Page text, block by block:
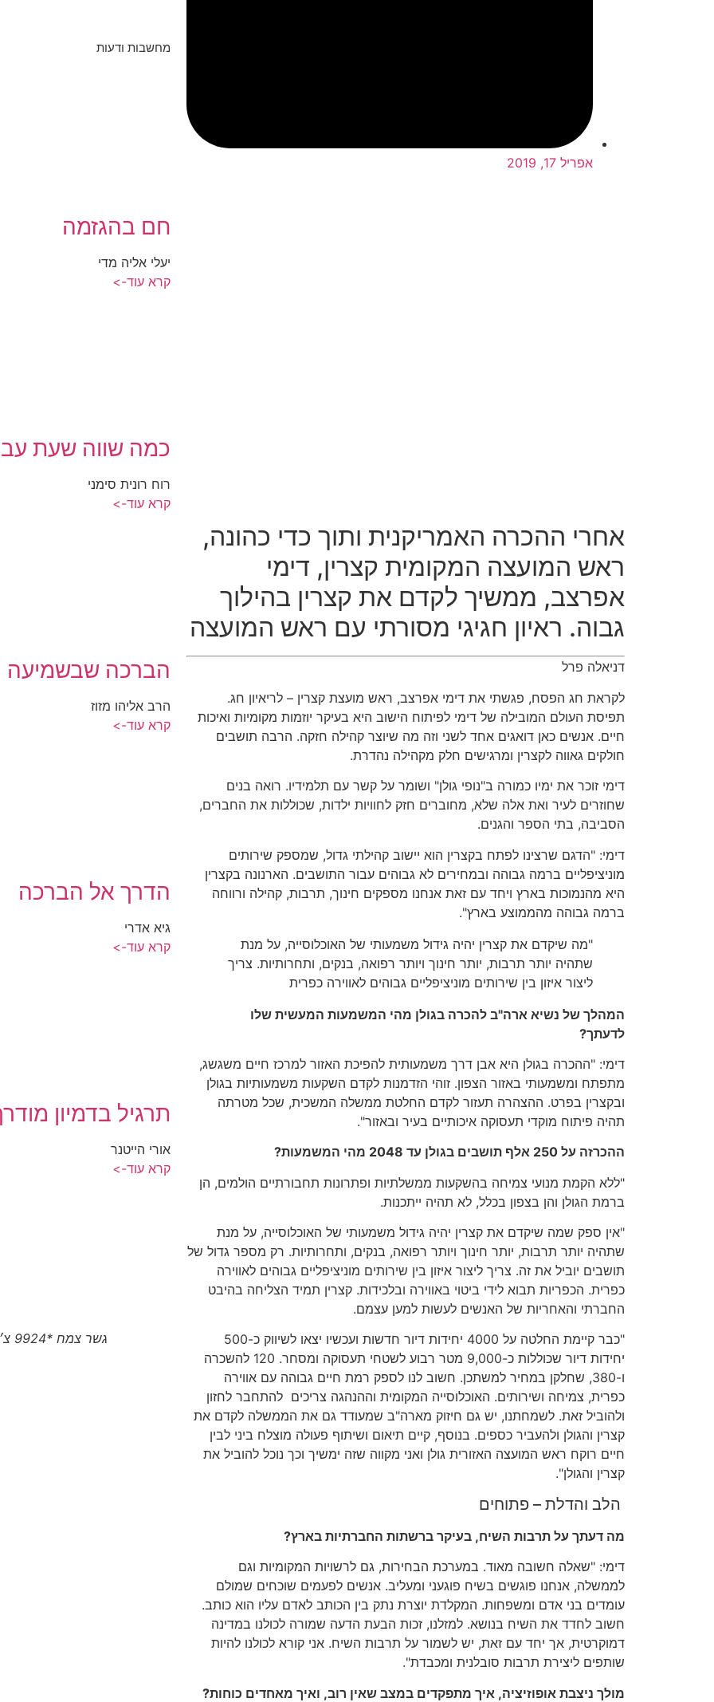
אפריל 17, 2019
אחרי ההכרה האמריקנית ותוך כדי כהונה,
ראש המועצה המקומית קצרין, דימי
אפרצב, ממשיך לקדם את קצרין בהילוך
גבוה. ראיון חגיגי מסורתי עם ראש המועצה
דניאלה פרל
לקראת חג הפסח, פגשתי את דימי אפרצב, ראש מועצת קצרין – לריאיון חג.
תפיסת העולם המובילה של דימי לפיתוח הישוב היא בעיקר יוזמות מקומיות ואיכות
חיים. אנשים כאן דואגים אחד לשני וזה מה שיוצר קהילה חזקה. הרבה תושבים
חולקים גאווה לקצרין ומרגישים חלק מקהילה נהדרת.
דימי זוכר את ימיו כמורה ב"נופי גולן" ושומר על קשר עם תלמידיו. רואה בנים
שחוזרים לעיר ואת אלה שלא, מחוברים חזק לחוויות ילדות, שכוללות את החברים,
הסביבה, בתי הספר והגנים.
דימי: "הדגם שרצינו לפתח בקצרין הוא יישוב קהילתי גדול, שמספק שירותים
מוניציפליים ברמה גבוהה ובמחירים לא גבוהים עבור התושבים. הארנונה בקצרין
היא מהנמוכות בארץ ויחד עם זאת אנחנו מספקים חינוך, תרבות, קהילה ורווחה
ברמה גבוהה מהממוצע בארץ".
"מה שיקדם את קצרין יהיה גידול משמעותי של האוכלוסייה, על מנת
שתהיה יותר תרבות, יותר חינוך ויותר רפואה, בנקים, ותחרותיות. צריך
ליצור איזון בין שירותים מוניציפליים גבוהים לאווירה כפרית
המהלך של נשיא ארה"ב להכרה בגולן מהי המשמעות המעשית שלו
לדעתך?
דימי: "ההכרה בגולן היא אבן דרך משמעותית להפיכת האזור למרכז חיים משגשג,
מתפתח ומשמעותי באזור הצפון. זוהי הזדמנות לקדם השקעות משמעותיות בגולן
ובקצרין בפרט. ההצהרה תעזור לקדם החלטת ממשלה המשכית, שכל מטרתה
תהיה פיתוח מוקדי תעסוקה איכותיים בעיר ובאזור".
ההכרזה על 250 אלף תושבים בגולן עד 2048 מהי המשמעות?
"ללא הקמת מנועי צמיחה בהשקעות ממשלתיות ופתרונות תחבורתיים הולמים, הן
ברמת הגולן והן בצפון בכלל, לא תהיה ייתכנות.
"אין ספק שמה שיקדם את קצרין יהיה גידול משמעותי של האוכלוסייה, על מנת
שתהיה יותר תרבות, יותר חינוך ויותר רפואה, בנקים, ותחרותיות. רק מספר גדול של
תושבים יוביל את זה. צריך ליצור איזון בין שירותים מוניציפליים גבוהים לאווירה
כפרית. הכפריות תבוא לידי ביטוי באווירה ובלכידות. קצרין תמיד הצליחה בהיבט
החברתי והאחריות של האנשים לעשות למען עצמם.
"כבר קיימת החלטה על 4000 יחידות דיור חדשות ועכשיו יצאו לשיווק כ-500
יחידות דיור שכוללות כ-9,000 מטר רבוע לשטחי תעסוקה ומסחר. 120 להשכרה
ו-380, שחלקן במחיר למשתכן. חשוב לנו לספק רמת חיים גבוהה עם אווירה
כפרית, צמיחה ושירותים. האוכלוסייה המקומית וההנהגה צריכים להתחבר לחזון
ולהוביל זאת. לשמחתנו, יש גם חיזוק מארה"ב שמעודד גם את הממשלה לקדם את
קצרין והגולן ולהעביר כספים. בנוסף, קיים תיאום ושיתוף פעולה מוצלח ביני לבין
חיים רוקח ראש המועצה האזורית גולן ואני מקווה שזה ימשיך וכך נוכל להוביל את
קצרין והגולן".
הלב והדלת – פתוחים
מה דעתך על תרבות השיח, בעיקר ברשתות החברתיות בארץ?
דימי: "שאלה חשובה מאוד. במערכת הבחירות, גם לרשויות המקומיות וגם
לממשלה, אנחנו פוגשים בשיח פוגעני ומעליב. אנשים לפעמים שוכחים שמולם
עומדים בני אדם ומשפחות. המקלדת יוצרת נתק בין הכותב לאדם עליו הוא כותב.
חשוב לחדד את השיח בנושא. למזלנו, זכות הבעת הדעה שמורה לכולנו במדינה
דמוקרטית, אך יחד עם זאת, יש לשמור על תרבות השיח. אני קורא לכולנו להיות
שותפים ליצירת תרבות סובלנית ומכבדת".
מולך ניצבת אופוזיציה, איך מתפקדים במצב שאין רוב, ואיך מאחדים כוחות?
מחשבות ודעות
חם בהגזמה
יעלי אליה מדי
קרא עוד->
כמה שווה שעת
רוח רונית סימני
קרא עוד->
הברכה שבשמיעה
הרב אליהו מזוז
קרא עוד->
הדרך אל הברכה
גיא אדרי
קרא עוד->
תרגיל בדמיון
אורי הייטנר
קרא עוד->
גשר צמח *9924 צ׳יטו טיגו 8 פרו המותג הסיני הגיע לצפון